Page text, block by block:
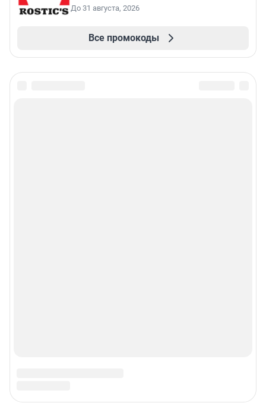
До 31 августа, 2026
Все промокоды